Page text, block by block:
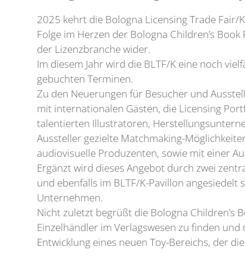
2025 kehrt die Bologna Licensing Trade
Folge im Herzen der Bologna Children’s
der Lizenzbranche wider.
Im diesem Jahr wird die BLTF/K eine noch
gebuchten Terminen.
Zu den Neuerungen für Besucher und
mit internationalen Gästen, die Licensing
talentierten Illustratoren,
Aussteller gezielte Matchmaking-
audiovisuelle Produzenten, sowie mit einer
Ergänzt wird dieses Angebot durch zwei
und ebenfalls im BLTF/K-Pavillon
Unternehmen.
Nicht zuletzt begrüßt die Bologna Children’s
Einzelhändler im Verlagswesen zu finden
Entwicklung eines neuen Toy-Bereichs, der